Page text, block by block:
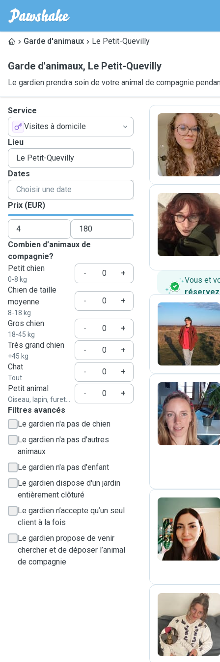
Garde d'animaux Le Petit-Quevilly
Garde d'animaux, Le Petit-Quevilly
Le gardien prendra soin de votre animal de compagnie
Service
Visites à domicile
Lieu
Dates
Prix (EUR)
Combien d’animaux de
compagnie?
Petit chien
0-8 kg
-
+
Chien de taille
moyenne
8-18 kg
- +
Gros chien
18-45 kg
-
+
Très grand chien
+45 kg
-
+
Chat
Tout
-
+
Petit animal
Oiseau, lapin, furet...
-
+
Filtres avancés
Le gardien n'a pas de chien
Le gardien n'a pas d'autres
animaux
Le gardien n'a pas d'enfant
Le gardien dispose d'un jardin
entièrement clôturé
Le gardien n’accepte qu’un seul
client à la fois
Le gardien propose de venir
chercher et de déposer l’animal
de compagnie
P
C
Vous et
réservez
N
S
M
C